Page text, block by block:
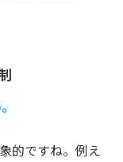
的ですね。例え